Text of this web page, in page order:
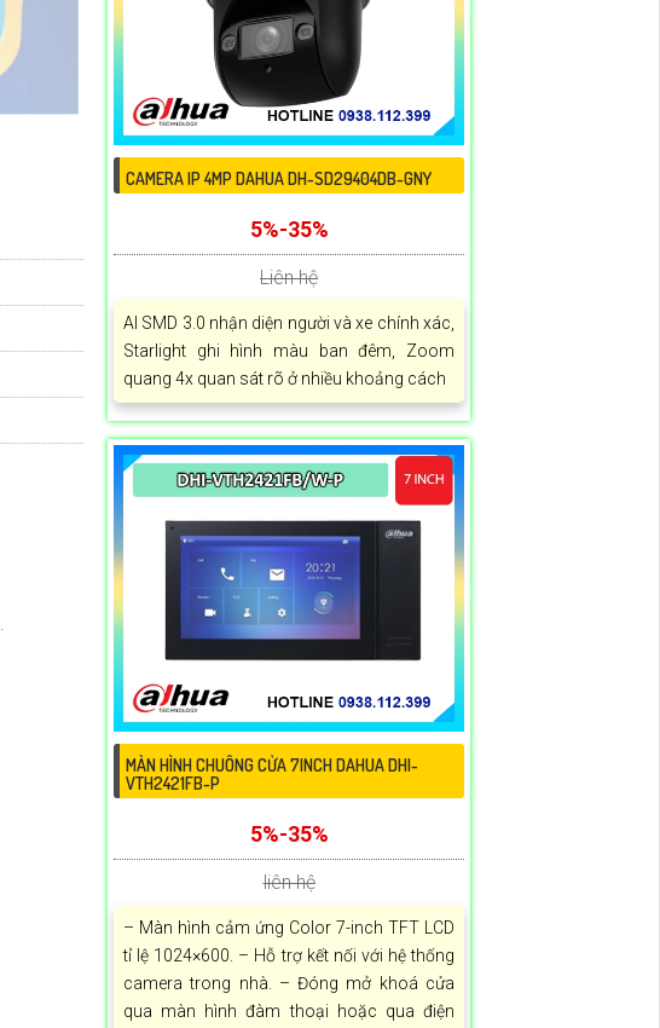
CAMERA IP 4MP DAHUA DH-SD29404DB-GNY
5%-35%
Liên hệ
AI SMD 3.0 nhận diện người và xe chính xác,
Starlight ghi hình màu ban đêm, Zoom
quang 4x quan sát rõ ở nhiều khoảng cách
MÀN HÌNH CHUÔNG CỬA 7INCH DAHUA DHI-
VTH2421FB-P
5%-35%
liên hệ
– Màn hình cảm ứng Color 7-inch TFT LCD
tỉ lệ 1024×600. – Hỗ trợ kết nối với hệ thống
camera trong nhà. – Đóng mở khoá cửa
qua màn hình đàm thoại hoặc qua điện